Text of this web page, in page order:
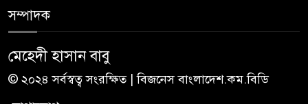
সম্পাদক
মেহেদী হাসান বাবু
© ২০২৪ সর্বস্বত্ব সংরক্ষিত | বিজনেস বাংলাদেশ.কম.বিডি